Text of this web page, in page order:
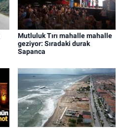
Mutluluk Tırı mahalle mahalle
geziyor: Sıradaki durak
Sapanca